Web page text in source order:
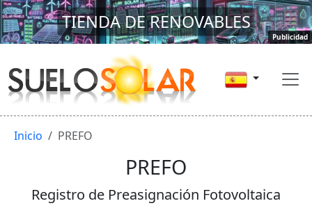
TIENDA DE RENOVABLES
Publicidad
Inicio PREFO
PREFO
Registro de Preasignación Fotovoltaica